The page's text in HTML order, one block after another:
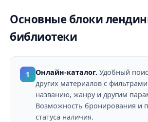
Основные блоки
библиотеки
1 Онлайн-каталог. Удобный
других материалов с
названию, жанру и другим
Возможность бронирования и
статуса наличия.